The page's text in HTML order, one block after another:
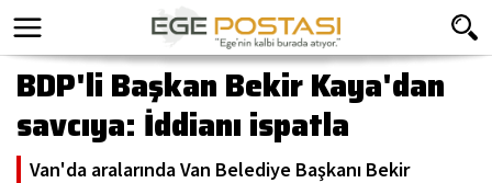
BDP'li Başkan Bekir Kaya'dan
savcıya: İddianı ispatla
Van'da aralarında Van Belediye Başkanı Bekir